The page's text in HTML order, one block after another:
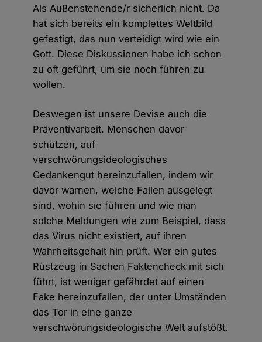
Als Außenstehende/r sicherlich nicht. Da
hat sich bereits ein komplettes Weltbild
gefestigt, das nun verteidigt wird wie ein
Gott. Diese Diskussionen habe ich schon
zu oft geführt, um sie noch führen zu
wollen.
Deswegen ist unsere Devise auch die
Präventivarbeit. Menschen davor
schützen, auf
verschwörungsideologisches
Gedankengut hereinzufallen, indem wir
davor warnen, welche Fallen ausgelegt
sind, wohin sie führen und wie man
solche Meldungen wie zum Beispiel, dass
das Virus nicht existiert, auf ihren
Wahrheitsgehalt hin prüft. Wer ein gutes
Rüstzeug in Sachen Faktencheck mit sich
führt, ist weniger gefährdet auf einen
Fake hereinzufallen, der unter Umständen
das Tor in eine ganze
verschwörungsideologische Welt aufstößt.